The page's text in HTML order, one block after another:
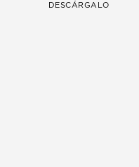
DESCÁRGALO